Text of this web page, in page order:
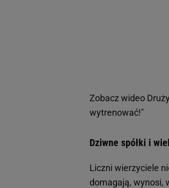
Zobacz wideo
wytrenować!"
Dziwne spółki i
Liczni wierzyciele
domagają, wynosi,